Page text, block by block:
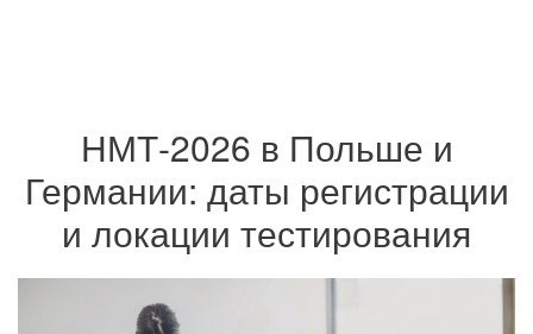
НМТ-2026 в Польше и
Германии: даты регистрации
и локации тестирования